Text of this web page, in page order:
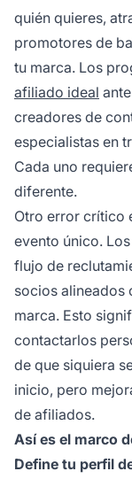
quién quieres,
promotores de
tu marca. Los
afiliado ideal
creadores de
especialistas en
Cada uno
diferente.
Otro error crítico
evento único.
flujo de
socios alineados
marca. Esto
contactarlos
de que siquiera
inicio, pero
de afiliados.
Así es el marco
Define tu perfil